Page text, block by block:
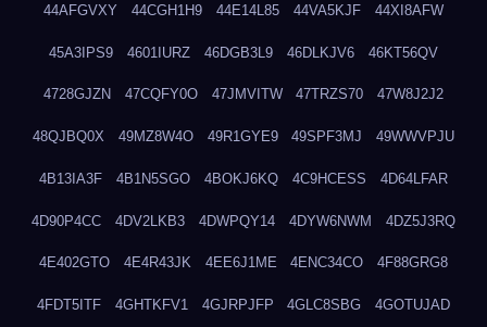
44AFGVXY 44CGH1H9 44E14L85 44VA5KJF 44XI8AFW
45A3IPS9 4601IURZ 46DGB3L9 46DLKJV6 46KT56QV
4728GJZN 47CQFY0O 47JMVITW 47TRZS70 47W8J2J2
48QJBQ0X 49MZ8W4O 49R1GYE9 49SPF3MJ 49WWVPJU
4B13IA3F 4B1N5SGO 4BOKJ6KQ 4C9HCESS 4D64LFAR
4D90P4CC 4DV2LKB3 4DWPQY14 4DYW6NWM 4DZ5J3RQ
4E402GTO 4E4R43JK 4EE6J1ME 4ENC34CO 4F88GRG8
4FDT5ITF 4GHTKFV1 4GJRPJFP 4GLC8SBG 4GOTUJAD